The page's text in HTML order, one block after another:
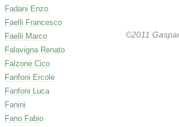
Fadani Enzo
Faelli Francesco
Faelli Marco
Falavigna Renato
Falzone Cico
Fanfoni Ercole
Fanfoni Luca
Fanini
Fano Fabio
©2011